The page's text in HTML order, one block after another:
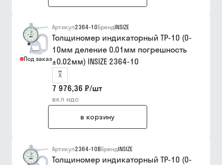
Под заказ
Артикул2364-10БрендINSIZE
Толщиномер индикаторный ТР-10 (0-
10мм деление 0.01мм погрешность
±0.02мм) INSIZE 2364-10
7 976,36 ₽/шт
вкл ндс
в корзину
Артикул2364-10BБрендINSIZE
Толщиномер индикаторный ТР-10 (0-